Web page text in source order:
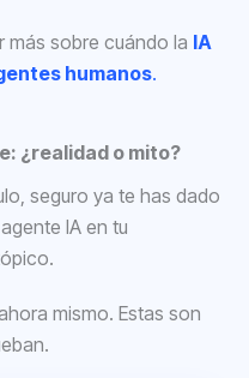
más sobre cuándo la IA
humanos.
¿realidad o mito?
seguro ya te has dado
IA en tu
mismo. Estas son